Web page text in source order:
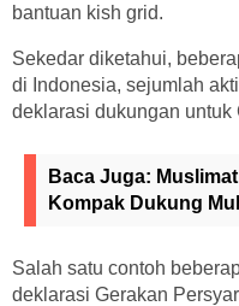
bantuan kish grid.
Sekedar diketahui,
di Indonesia, sejumlah
deklarasi dukungan untuk
Baca Juga:
Kompak Dukung
Salah satu contoh
deklarasi Gerakan